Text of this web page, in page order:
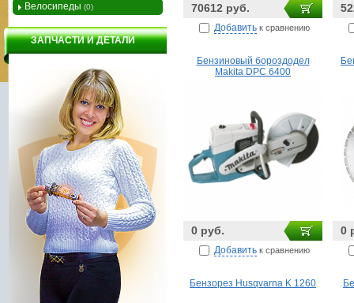
70612 руб.
Добавить к сравнению
Бензиновый бороздодел
Makita DPC 6400
0 руб.
Добавить к сравнению
0
Бензорез Husqvarna K 1260
Велосипеды (0)
ЗАПЧАСТИ И ДЕТАЛИ